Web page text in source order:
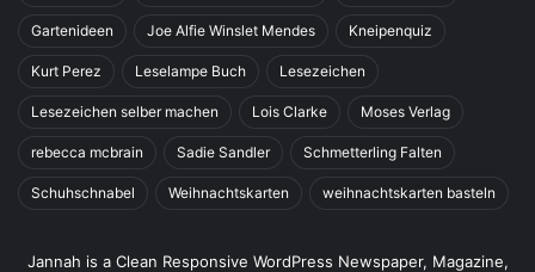
Gartenideen Joe Alfie Winslet Mendes Kneipenquiz
Kurt Perez Leselampe Buch Lesezeichen
Lesezeichen selber machen Lois Clarke Moses Verlag
rebecca mcbrain Sadie Sandler Schmetterling Falten
Schuhschnabel Weihnachtskarten weihnachtskarten basteln
Jannah is a Clean Responsive WordPress Newspaper, Magazine,